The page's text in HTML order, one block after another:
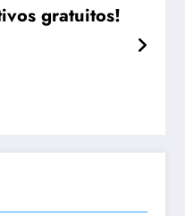
gratuitos!